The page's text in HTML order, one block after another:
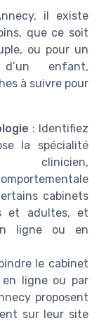
il existe
que ce soit
ou pour un
d’un enfant,
à suivre pour
: Identifiez
la spécialité
clinicien,
cabinets
et adultes, et
ligne ou en
le cabinet
ligne ou par
proposent
sur leur site